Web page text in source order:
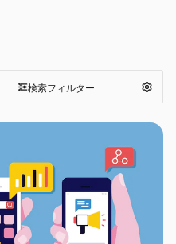
検索フィルター